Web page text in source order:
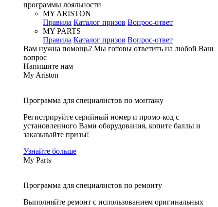
программы лояльности
MY ARISTON
Правила Каталог призов Вопрос-ответ
MY PARTS
Правила Каталог призов Вопрос-ответ
Вам нужна помощь? Мы готовы ответить на любой Ваш
вопрос
Напишите нам
My Ariston
Программа для специалистов по монтажу
Регистрируйте серийный номер и промо-код с
установленного Вами оборудования, копите баллы и
заказывайте призы!
Узнайте больше
My Parts
Программа для специалистов по ремонту
Выполняйте ремонт с использованием оригинальных